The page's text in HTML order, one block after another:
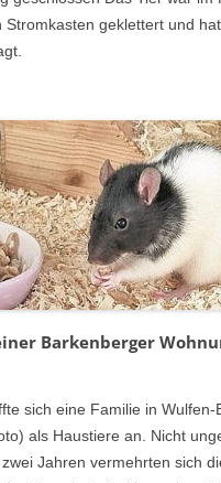
Stromkasten geklettert und
Barkenberger
sich eine Familie in Wulfen-
als Haustiere an. Nicht
Jahren vermehrten sich